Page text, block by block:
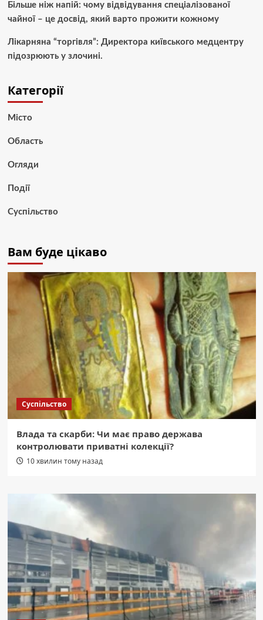
Більше ніж напій: чому відвідування спеціалізованої
чайної – це досвід, який варто прожити кожному
Лікарняна “торгівля”: Директора київського медцентру
підозрюють у злочині.
Категорії
Місто
Область
Огляди
Події
Суспільство
Вам буде цікаво
Суспільство
Влада та скарби: Чи має право держава
контролювати приватні колекції?
10 хвилин тому назад